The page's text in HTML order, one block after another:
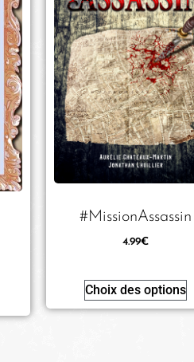
#MissionAssassin
4.99€
Choix des options